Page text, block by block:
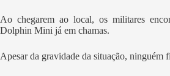
Ao chegarem ao local, os militares
Dolphin Mini já em chamas.
Apesar da gravidade da situação, ninguém